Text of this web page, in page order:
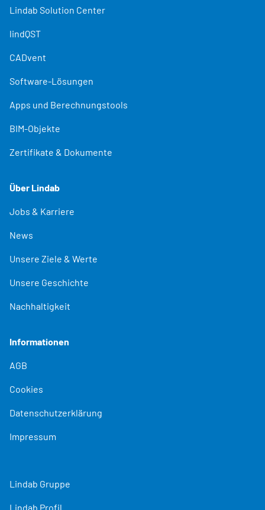
Lindab Solution Center
lindQST
CADvent
Software-Lösungen
Apps und Berechnungstools
BIM-Objekte
Zertifikate & Dokumente
Über Lindab
Jobs & Karriere
News
Unsere Ziele & Werte
Unsere Geschichte
Nachhaltigkeit
Informationen
AGB
Cookies
Datenschutzerklärung
Impressum
Lindab Gruppe
Lindab Profil